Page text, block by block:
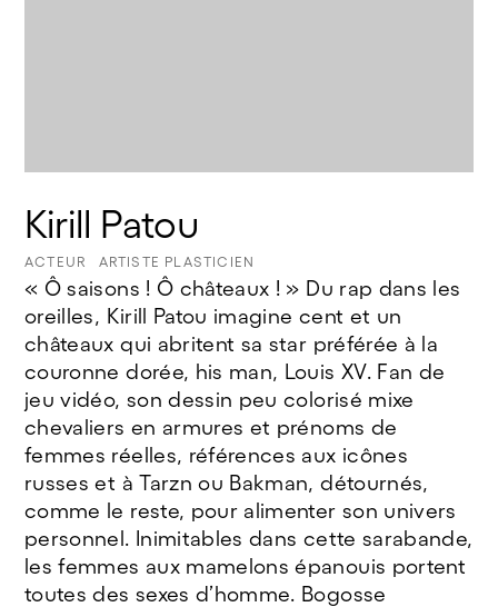
Kirill Patou
ACTEUR ARTISTE PLASTICIEN
« Ô saisons ! Ô châteaux ! » Du rap dans les
oreilles, Kirill Patou imagine cent et un
châteaux qui abritent sa star préférée à la
couronne dorée, his man, Louis XV. Fan de
jeu vidéo, son dessin peu colorisé mixe
chevaliers en armures et prénoms de
femmes réelles, références aux icônes
russes et à Tarzn ou Bakman, détournés,
comme le reste, pour alimenter son univers
personnel. Inimitables dans cette sarabande,
les femmes aux mamelons épanouis portent
toutes des sexes d’homme. Bogosse